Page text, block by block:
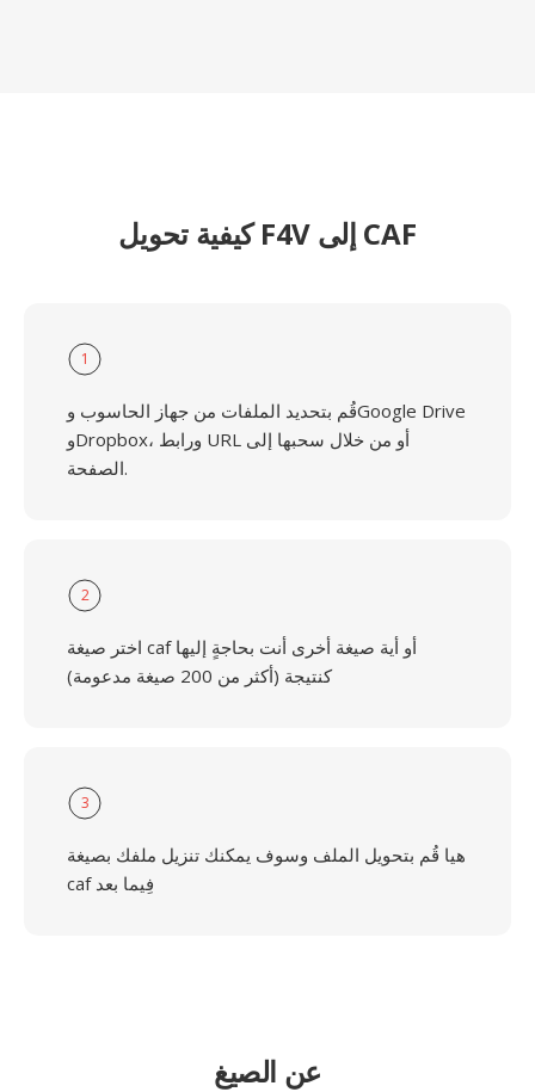
كيفية تحويل F4V إلى CAF
1
قُم بتحديد الملفات من جهاز الحاسوب وGoogle Drive
وDropbox، ورابط URL أو من خلال سحبها إلى
الصفحة.
2
اختر صيغة caf أو أية صيغة أخرى أنت بحاجةٍ إليها
كنتيجة (أكثر من 200 صيغة مدعومة)
3
هيا قُم بتحويل الملف وسوف يمكنك تنزيل ملفك بصيغة
caf فِيما بعد
عن الصيغ